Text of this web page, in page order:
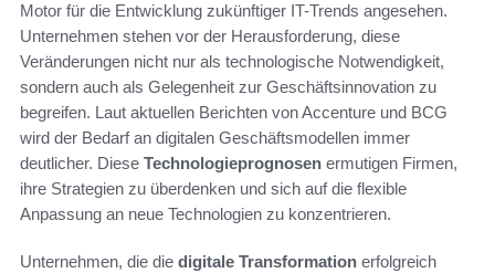
Motor für die Entwicklung zukünftiger IT-Trends angesehen.
Unternehmen stehen vor der Herausforderung, diese
Veränderungen nicht nur als technologische Notwendigkeit,
sondern auch als Gelegenheit zur Geschäftsinnovation zu
begreifen. Laut aktuellen Berichten von Accenture und BCG
wird der Bedarf an digitalen Geschäftsmodellen immer
deutlicher. Diese Technologieprognosen ermutigen Firmen,
ihre Strategien zu überdenken und sich auf die flexible
Anpassung an neue Technologien zu konzentrieren.
Unternehmen, die die digitale Transformation erfolgreich